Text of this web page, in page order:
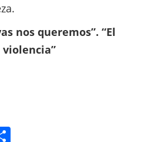
nos queremos”. “El